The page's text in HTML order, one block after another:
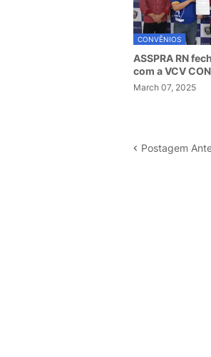
CONVÊNIOS
ASSPRA RN
com a VCV
March 07, 2025
Postagem